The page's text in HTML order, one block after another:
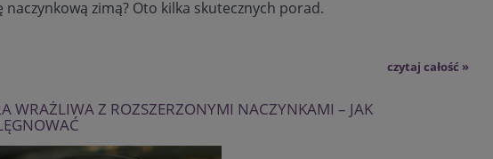
naczynkową zimą? Oto kilka skutecznych porad.
czytaj całość »
WRAŻLIWA Z ROZSZERZONYMI NACZYNKAMI – JAK